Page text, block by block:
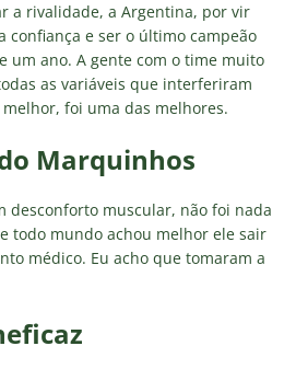
a rivalidade, a Argentina, por vir
confiança e ser o último campeão
um ano. A gente com o time muito
as variáveis que interferiram
foi uma das melhores.
Marquinhos
desconforto muscular, não foi nada
todo mundo achou melhor ele sair
médico. Eu acho que tomaram a